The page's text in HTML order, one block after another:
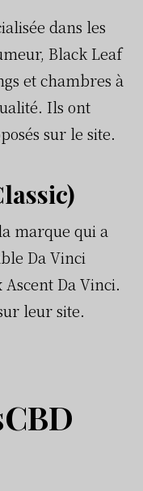
dans les
Black Leaf
et chambres à
Ils ont
sur le site.
marque qui a
Da Vinci
Da Vinci.
leur site.